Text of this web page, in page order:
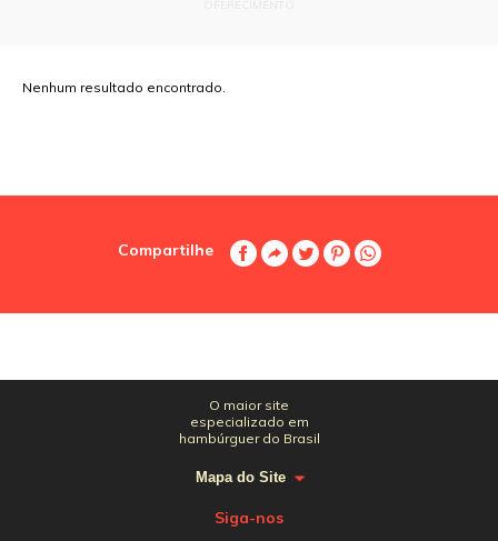
Nenhum resultado encontrado.
Compartilhe
O maior site
especializado em
hambúrguer do Brasil
Mapa do Site
Siga-nos